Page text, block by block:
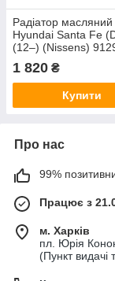
Радіатор масляний
Hyundai Santa Fe
(12–) (Nissens)
1 820 ₴
Купити
Про нас
99%
Працює з
м. Харків
пл. Юрія
(Пункт видачі